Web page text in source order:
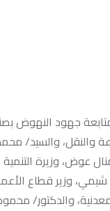
جهود النهوض
والسيد/ محمد
وزيرة التنمية
شيمي، وزير قطاع
والدكتور/